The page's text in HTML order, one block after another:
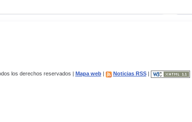
los derechos reservados | Mapa web| Noticias RSS|